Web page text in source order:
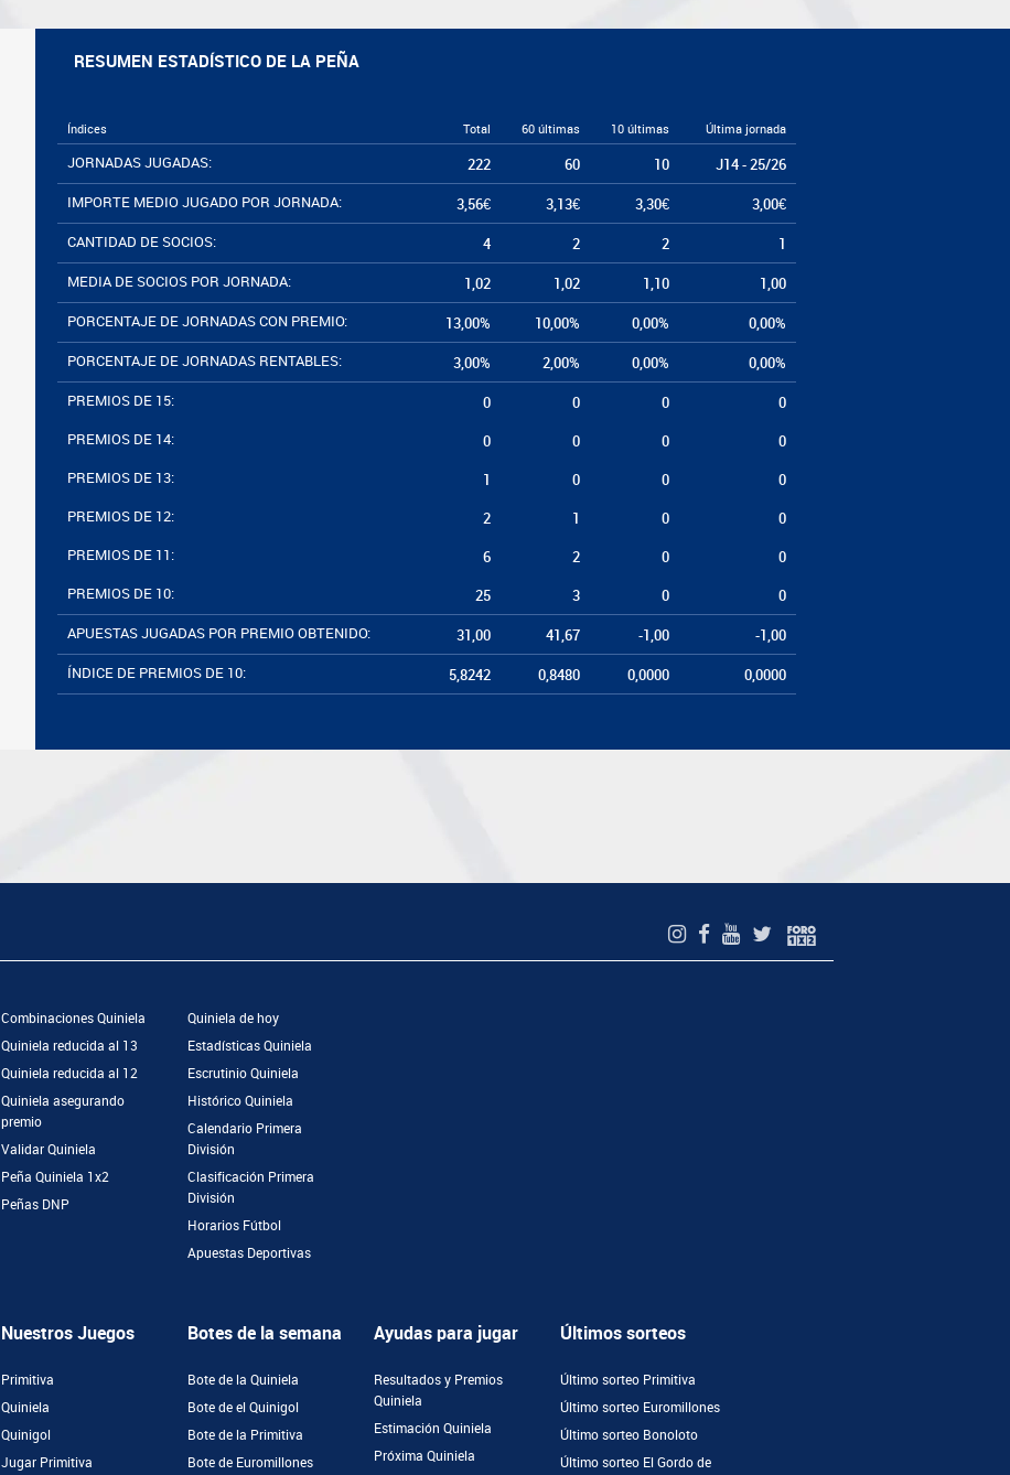
RESUMEN ESTADÍSTICO DE LA PEÑA
Índices Total 60 últimas 10 últimas Última jornada
JORNADAS JUGADAS: 222 60 10 J14 - 25/26
IMPORTE MEDIO JUGADO POR JORNADA: 3,56€ 3,13€ 3,30€ 3,00€
CANTIDAD DE SOCIOS: 4 2 2 1
MEDIA DE SOCIOS POR JORNADA: 1,02 1,02 1,10 1,00
PORCENTAJE DE JORNADAS CON PREMIO: 13,00% 10,00% 0,00% 0,00%
PORCENTAJE DE JORNADAS RENTABLES: 3,00% 2,00% 0,00% 0,00%
PREMIOS DE 15: 0 0 0 0
PREMIOS DE 14: 0 0 0 0
PREMIOS DE 13: 1 0 0 0
PREMIOS DE 12: 2 1 0 0
PREMIOS DE 11: 6 2 0 0
PREMIOS DE 10: 25 3 0 0
APUESTAS JUGADAS POR PREMIO OBTENIDO: 31,00 41,67 -1,00 -1,00
ÍNDICE DE PREMIOS DE 10: 5,8242 0,8480 0,0000 0,0000
Combinaciones Quiniela
Quiniela reducida al 13
Quiniela reducida al 12
Quiniela asegurando
premio
Validar Quiniela
Peña Quiniela 1x2
Peñas DNP
Quiniela de hoy
Estadísticas Quiniela
Escrutinio Quiniela
Histórico Quiniela
Calendario Primera
División
Clasificación Primera
División
Horarios Fútbol
Apuestas Deportivas
Nuestros Juegos
Primitiva
Quiniela
Quinigol
Jugar Primitiva
Botes de la semana
Bote de la Quiniela
Bote de el Quinigol
Bote de la Primitiva
Bote de Euromillones
Ayudas para jugar
Resultados y Premios
Quiniela
Estimación Quiniela
Próxima Quiniela
Últimos sorteos
Último sorteo Primitiva
Último sorteo Euromillones
Último sorteo Bonoloto
Último sorteo El Gordo de